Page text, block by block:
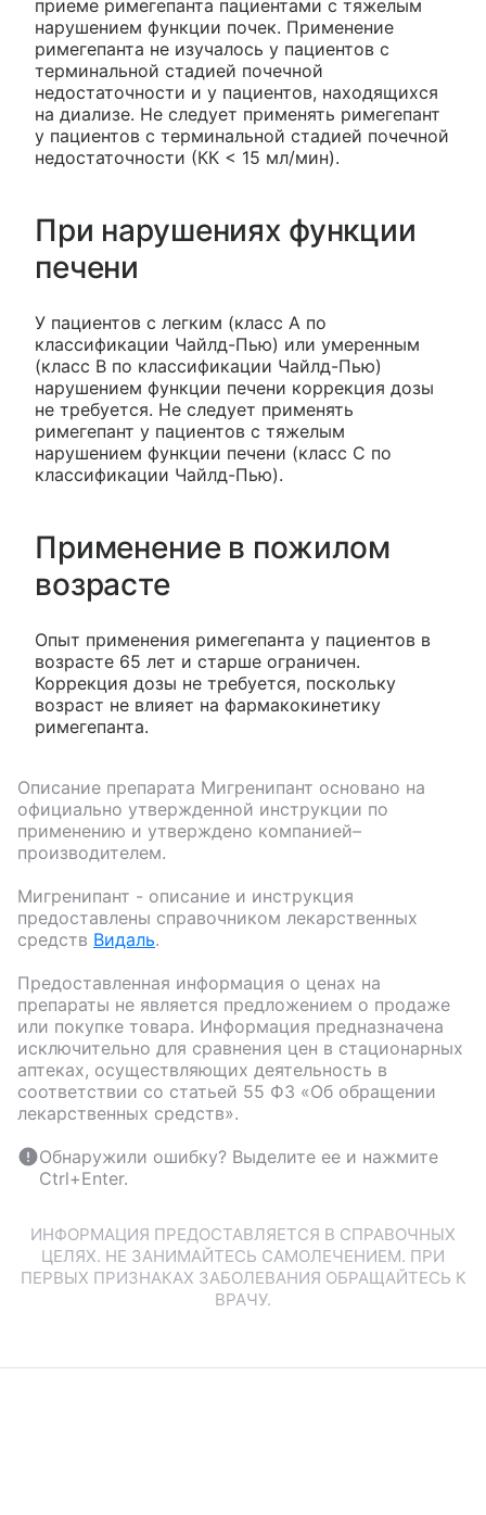
приеме римегепанта пациентами с тяжелым
нарушением функции почек. Применение
римегепанта не изучалось у пациентов с
терминальной стадией почечной
недостаточности и у пациентов, находящихся
на диализе. Не следует применять римегепант
у пациентов с терминальной стадией почечной
недостаточности (КК < 15 мл/мин).
При нарушениях функции
печени
У пациентов с легким (класс А по
классификации Чайлд-Пью) или умеренным
(класс В по классификации Чайлд-Пью)
нарушением функции печени коррекция дозы
не требуется. Не следует применять
римегепант у пациентов с тяжелым
нарушением функции печени (класс С по
классификации Чайлд-Пью).
Применение в пожилом
возрасте
Опыт применения римегепанта у пациентов в
возрасте 65 лет и старше ограничен.
Коррекция дозы не требуется, поскольку
возраст не влияет на фармакокинетику
римегепанта.
Описание препарата Мигренипант основано на
официально утвержденной инструкции по
применению и утверждено компанией–
производителем.
Мигренипант - описание и инструкция
предоставлены справочником лекарственных
средств Видаль.
Предоставленная информация о ценах на
препараты не является предложением о продаже
или покупке товара. Информация предназначена
исключительно для сравнения цен в стационарных
аптеках, осуществляющих деятельность в
соответствии со статьей 55 ФЗ «Об обращении
лекарственных средств».
Обнаружили ошибку? Выделите ее и нажмите
Ctrl+Enter.
ИНФОРМАЦИЯ ПРЕДОСТАВЛЯЕТСЯ В СПРАВОЧНЫХ
ЦЕЛЯХ. НЕ ЗАНИМАЙТЕСЬ САМОЛЕЧЕНИЕМ. ПРИ
ПЕРВЫХ ПРИЗНАКАХ ЗАБОЛЕВАНИЯ ОБРАЩАЙТЕСЬ К
ВРАЧУ.